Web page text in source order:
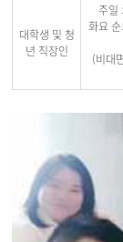
대학생 및 청
년 직장인
주일
화요
(비대